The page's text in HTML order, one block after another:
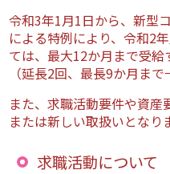
令和3年1月1日から、新型
による特例により、令和2
ては、最大12か月まで受給
（延長2回、最長9か月ま
また、求職活動要件や資産
または新しい取扱いとなり
求職活動について